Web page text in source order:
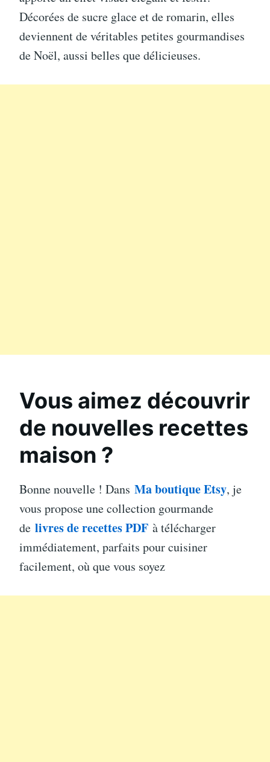
Décorées de sucre glace et de romarin, elles
deviennent de véritables petites gourmandises
de Noël, aussi belles que délicieuses.
Vous aimez découvrir
de nouvelles recettes
maison ?
Bonne nouvelle ! Dans Ma boutique Etsy, je
vous propose une collection gourmande
de livres de recettes PDF à télécharger
immédiatement, parfaits pour cuisiner
facilement, où que vous soyez